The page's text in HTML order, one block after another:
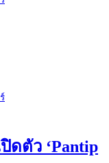
ดตัว ‘Pantip